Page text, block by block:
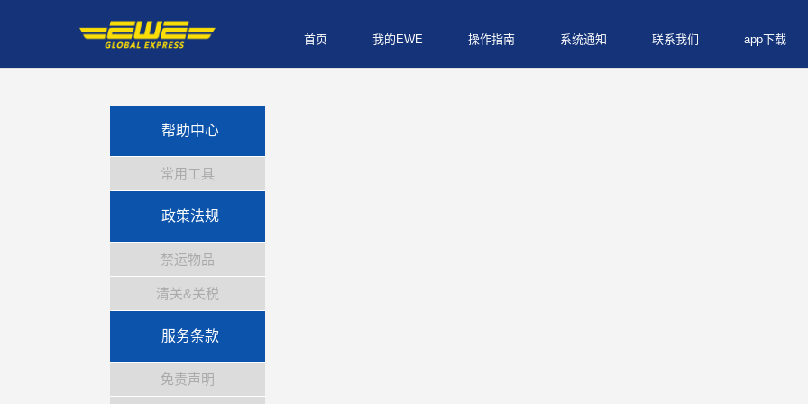
首页 我的EWE 操作指南 系统通知 联系我们 app下载
帮助中心
常用工具
政策法规
禁运物品
清关&关税
服务条款
免责声明